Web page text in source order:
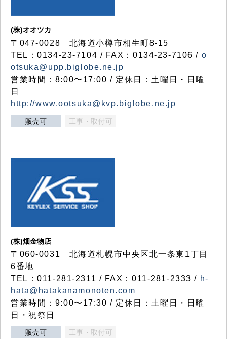
(株)オオツカ
〒047-0028 北海道小樽市相生町8-15
TEL：0134-23-7104 / FAX：0134-23-7106 / o
otsuka@upp.biglobe.ne.jp
営業時間：8:00〜17:00 / 定休日：土曜日・日曜
日
http://www.ootsuka@kvp.biglobe.ne.jp
販売可 工事・取付可
(株)畑金物店
〒060-0031 北海道札幌市中央区北一条東1丁目
6番地
TEL：011-281-2311 / FAX：011-281-2333 / h-
hata@hatakanamonoten.com
営業時間：9:00〜17:30 / 定休日：土曜日・日曜
日・祝祭日
販売可 工事・取付可